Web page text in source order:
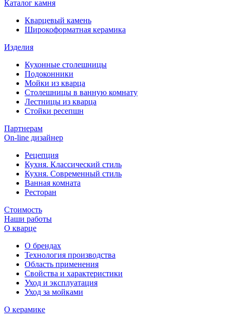
Каталог камня
Кварцевый камень
Широкоформатная керамика
Изделия
Кухонные столешницы
Подоконники
Мойки из кварца
Столешницы в ванную комнату
Лестницы из кварца
Стойки ресепшн
Партнерам
On-line дизайнер
Рецепция
Кухня. Классический стиль
Кухня. Современный стиль
Ванная комната
Ресторан
Стоимость
Наши работы
О кварце
О брендах
Технология производства
Область применения
Свойства и характеристики
Уход и эксплуатация
Уход за мойками
О керамике